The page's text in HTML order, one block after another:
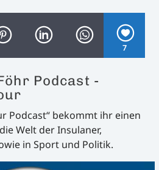
U
7
Podcast -
Podcast“ bekommt ihr einen
Welt der Insulaner,
in Sport und Politik.